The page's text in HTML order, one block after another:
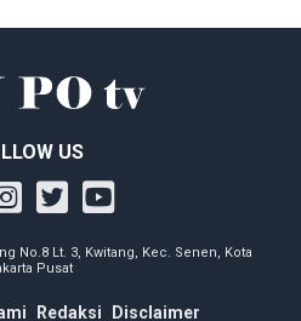
US
No.8 Lt. 3, Kwitang, Kec. Senen, Kota
Pusat
Redaksi Disclaimer